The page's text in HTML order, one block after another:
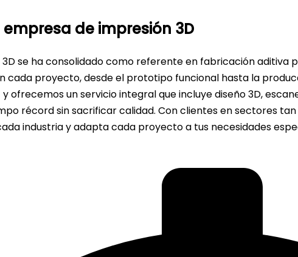
de impresión 3D
se ha consolidado como referente en fabricación aditiva
cada proyecto, desde el prototipo funcional hasta la
y ofrecemos un servicio integral que incluye diseño 3D,
récord sin sacrificar calidad. Con clientes en sectores
industria y adapta cada proyecto a tus necesidades